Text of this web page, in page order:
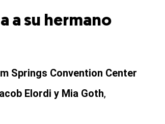
a su hermano
Springs Convention Center
Elordi y Mia Goth,